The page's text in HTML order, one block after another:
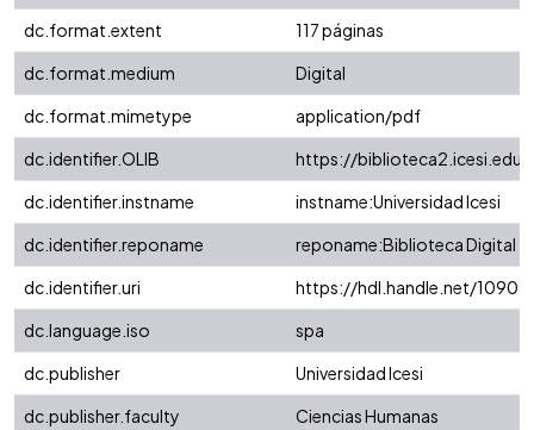
dc.format.extent
117 páginas
dc.format.medium
Digital
dc.format.mimetype
application/pdf
dc.identifier.OLIB
https://
dc.identifier.instname
instname:Universidad Icesi
dc.identifier.reponame
reponame:Biblioteca Digital
dc.identifier.uri
https://hdl.handle.net/
dc.language.iso
spa
dc.publisher
Universidad Icesi
dc.publisher.faculty
Ciencias Humanas